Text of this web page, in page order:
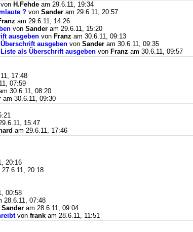
von H.Fehde am 29.6.11, 19:34
? von Sander am 29.6.11, 20:57
am 29.6.11, 14:26
von Sander am 29.6.11, 15:20
ausgeben von Franz am 30.6.11, 09:13
ausgeben von Sander am 30.6.11, 09:35
als Überschrift ausgeben von Franz am 30.6.11, 09:57
17:48
07:59
30.6.11, 08:20
am 30.6.11, 09:30
15:47
am 29.6.11, 17:46
20:16
27.6.11, 20:18
00:58
28.6.11, 07:48
Sander am 28.6.11, 09:04
von frank am 28.6.11, 11:51